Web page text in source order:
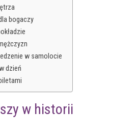
bogaczy
w samolocie
dzień
w historii